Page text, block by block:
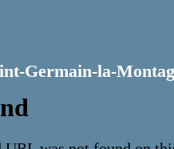
Germain-la-